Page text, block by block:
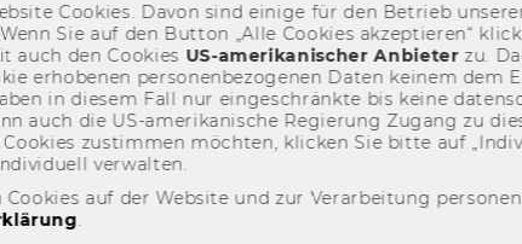
Coo­kies. Davon sind ei­ni­ge für den Be­trieb
Sie auf den But­ton „Alle Coo­kies ak­zep­tie­ren“
auch den Coo­kies US-​amerikanischer An­bie­terzu.
er­ho­be­nen per­so­nen­be­zo­ge­nen Daten kei­nem dem
in die­sem Fall nur ein­ge­schränk­te bis keine
auch die US-​amerikanische Re­gie­rung Zu­gang zu
zu­stim­men möch­ten, kli­cken Sie bitte auf
ver­wal­ten.
auf der Website und zur Verarbeitung
.